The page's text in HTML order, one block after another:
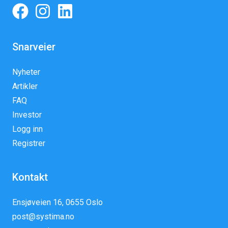
Snarveier
Nyheter
Artikler
FAQ
Investor
Logg inn
Registrer
Kontakt
Ensjøveien 16, 0655 Oslo
post@systima.no